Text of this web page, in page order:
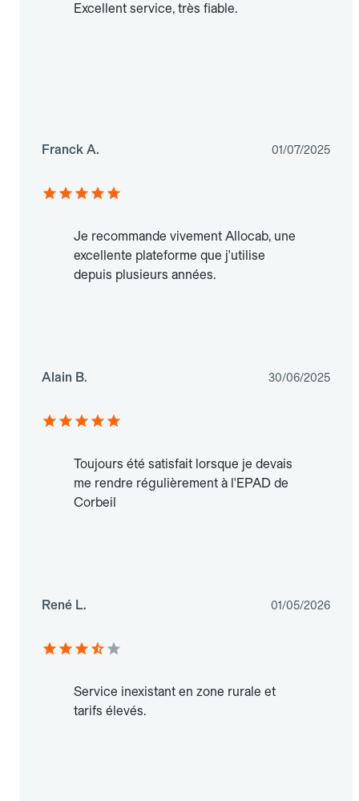
Excellent service, très fiable.
Franck A. 01/07/2025
Je recommande vivement Allocab, une
excellente plateforme que j'utilise
depuis plusieurs années.
Alain B. 30/06/2025
Toujours été satisfait lorsque je devais
me rendre régulièrement à l'EPAD de
Corbeil
René L. 01/05/2026
Service inexistant en zone rurale et
tarifs élevés.